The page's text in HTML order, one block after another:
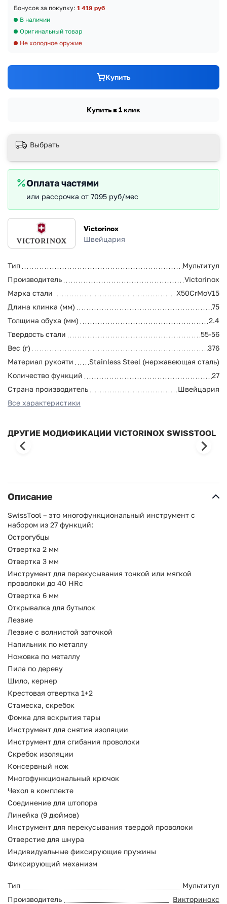
Victorinox
Швейцария
Тип
Мультитул
Производитель
Victorinox
Марка стали
X50CrMoV15
Длина клинка (мм)
75
Толщина обуха (мм)
2.4
Твердость стали
55-56
Вес (г)
376
Материал рукояти
Stainless Steel (нержавеющая сталь)
Количество функций
27
Страна производитель
Швейцария
Все характеристики
Бонусов за покупку: 1 419 руб
В наличии
Оригинальный товар
Не холодное оружие
Купить
Купить в 1 клик
Выбрать
Оплата частями
или рассрочка от 7095 руб/мес
ДРУГИЕ МОДИФИКАЦИИ VICTORINOX SWISSTOOL
Описание
SwissTool – это многофункциональный инструмент с
набором из 27 функций:
Острогубцы
Отвертка 2 мм
Отвертка 3 мм
Инструмент для перекусывания тонкой или мягкой
проволоки до 40 HRc
Отвертка 6 мм
Открывалка для бутылок
Лезвие
Лезвие с волнистой заточкой
Напильник по металлу
Ножовка по металлу
Пила по дереву
Шило, кернер
Крестовая отвертка 1+2
Стамеска, скребок
Фомка для вскрытия тары
Инструмент для снятия изоляции
Инструмент для сгибания проволоки
Скребок изоляции
Консервный нож
Многофункциональный крючок
Чехол в комплекте
Соединение для штопора
Линейка (9 дюймов)
Инструмент для перекусывания твердой проволоки
Отверстие для шнура
Индивидуальные фиксирующие пружины
Фиксирующий механизм
Тип
Мультитул
Производитель
Викторинокс